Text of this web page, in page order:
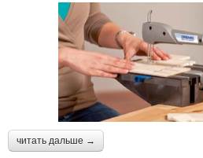
читать дальше →